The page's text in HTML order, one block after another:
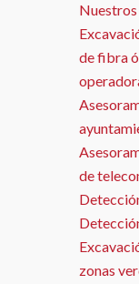
de fibra
de
zonas